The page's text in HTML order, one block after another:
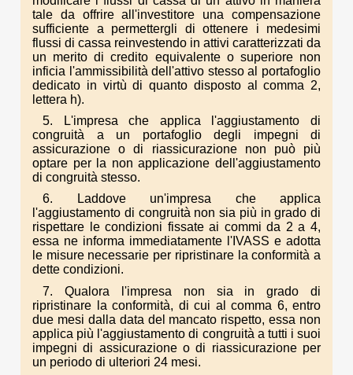
tale da offrire all'investitore una compensazione
sufficiente a permettergli di ottenere i medesimi
flussi di cassa reinvestendo in attivi caratterizzati da
un merito di credito equivalente o superiore non
inficia l'ammissibilità dell'attivo stesso al portafoglio
dedicato in virtù di quanto disposto al comma 2,
lettera h).
5. L'impresa che applica l'aggiustamento di
congruità a un portafoglio degli impegni di
assicurazione o di riassicurazione non può più
optare per la non applicazione dell'aggiustamento
di congruità stesso.
6. Laddove un'impresa che applica
l'aggiustamento di congruità non sia più in grado di
rispettare le condizioni fissate ai commi da 2 a 4,
essa ne informa immediatamente l'IVASS e adotta
le misure necessarie per ripristinare la conformità a
dette condizioni.
7. Qualora l'impresa non sia in grado di
ripristinare la conformità, di cui al comma 6, entro
due mesi dalla data del mancato rispetto, essa non
applica più l'aggiustamento di congruità a tutti i suoi
impegni di assicurazione o di riassicurazione per
un periodo di ulteriori 24 mesi.